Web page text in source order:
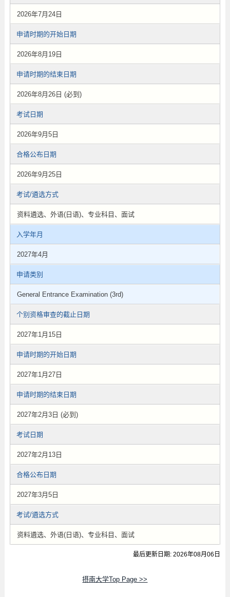
2026年7月24日
申请时期的开始日期
2026年8月19日
申请时期的结束日期
2026年8月26日 (必到)
考试日期
2026年9月5日
合格公布日期
2026年9月25日
考试/遴选方式
资料遴选、外语(日语)、专业科目、面试
入学年月
2027年4月
申请类别
General Entrance Examination (3rd)
个别资格审查的截止日期
2027年1月15日
申请时期的开始日期
2027年1月27日
申请时期的结束日期
2027年2月3日 (必到)
考试日期
2027年2月13日
合格公布日期
2027年3月5日
考试/遴选方式
资料遴选、外语(日语)、专业科目、面试
最后更新日期: 2026年08月06日
摂南大学Top Page >>